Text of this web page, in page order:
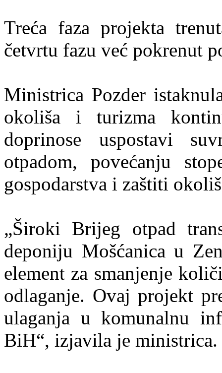
Treća faza projekta
četvrtu fazu već pokrenut
Ministrica Pozder
okoliša i turizma
doprinose uspostavi
otpadom, povećanju
gospodarstva i zaštiti
„Široki Brijeg otpad
deponiju Mošćanica u
element za smanjenje
odlaganje. Ovaj projekt
ulaganja u komunalnu
BiH“, izjavila je ministrica.